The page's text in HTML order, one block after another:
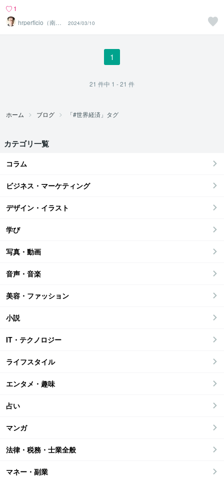
1
hrperficio（南仙
台の父）
2024/03/10
1
21 件中 1 - 21 件
ホーム ブログ 「#世界経済」タグ
カテゴリ一覧
コラム
ビジネス・マーケティング
デザイン・イラスト
学び
写真・動画
音声・音楽
美容・ファッション
小説
IT・テクノロジー
ライフスタイル
エンタメ・趣味
占い
マンガ
法律・税務・士業全般
マネー・副業